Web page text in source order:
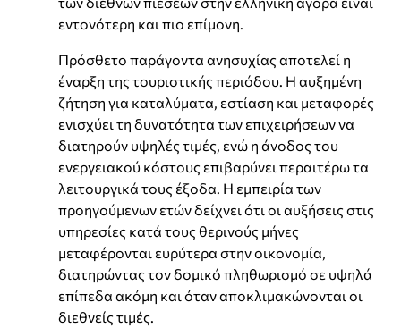
εντονότερη και πιο επίμονη.
Πρόσθετο παράγοντα ανησυχίας αποτελεί η
έναρξη της τουριστικής περιόδου. Η αυξημένη
ζήτηση για καταλύματα, εστίαση και μεταφορές
ενισχύει τη δυνατότητα των επιχειρήσεων να
διατηρούν υψηλές τιμές, ενώ η άνοδος του
ενεργειακού κόστους επιβαρύνει περαιτέρω τα
λειτουργικά τους έξοδα. Η εμπειρία των
προηγούμενων ετών δείχνει ότι οι αυξήσεις στις
υπηρεσίες κατά τους θερινούς μήνες
μεταφέρονται ευρύτερα στην οικονομία,
διατηρώντας τον δομικό πληθωρισμό σε υψηλά
επίπεδα ακόμη και όταν αποκλιμακώνονται οι
διεθνείς τιμές.